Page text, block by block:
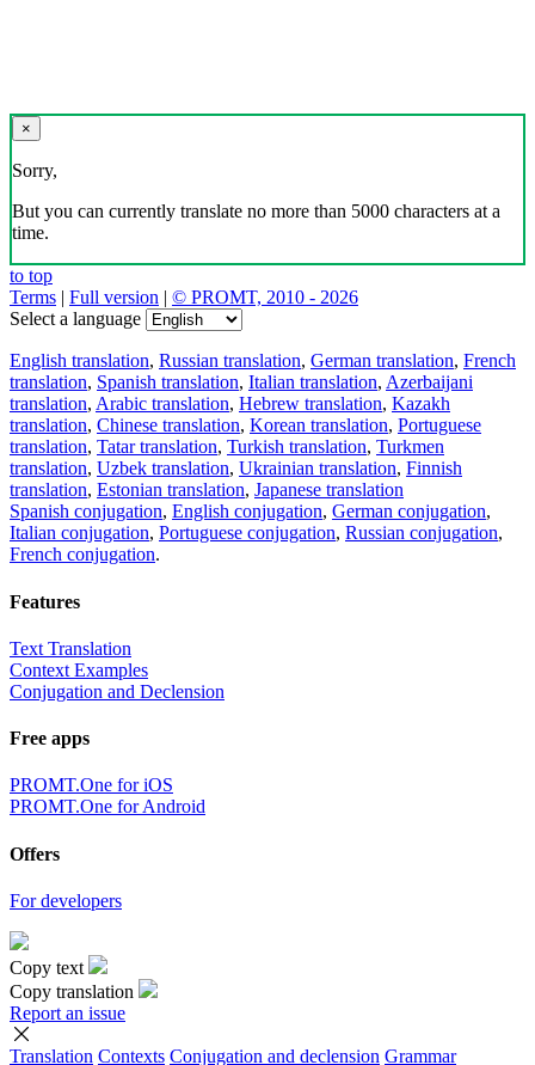
×
Sorry,
But you can currently translate no more than 5000 characters at a
time.
to top
Terms | Full version | © PROMT, 2010 - 2026
Select a language
English translation, Russian translation, German translation, French
translation, Spanish translation, Italian translation, Azerbaijani
translation, Arabic translation, Hebrew translation, Kazakh
translation, Chinese translation, Korean translation, Portuguese
translation, Tatar translation, Turkish translation, Turkmen
translation, Uzbek translation, Ukrainian translation, Finnish
translation, Estonian translation, Japanese translation
Spanish conjugation, English conjugation, German conjugation,
Italian conjugation, Portuguese conjugation, Russian conjugation,
French conjugation.
Features
Text Translation
Context Examples
Conjugation and Declension
Free apps
PROMT.One for iOS
PROMT.One for Android
Offers
For developers
Copy text
Copy translation
Report an issue
Translation Contexts Conjugation and declension Grammar